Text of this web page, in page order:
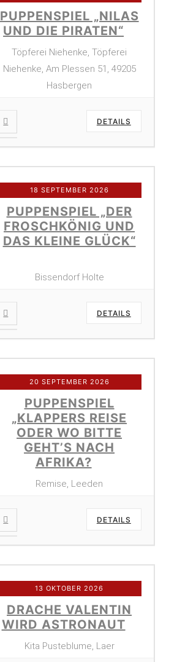
PUPPENSPIEL „NILAS
UND DIE PIRATEN“
Töpferei Niehenke, Töpferei
Niehenke, Am Plessen 51, 49205
Hasbergen
DETAILS
18 SEPTEMBER 2026
PUPPENSPIEL „DER
FROSCHKÖNIG UND
DAS KLEINE GLÜCK“
Bissendorf Holte
DETAILS
20 SEPTEMBER 2026
PUPPENSPIEL
„KLAPPERS REISE
ODER WO BITTE
GEHT’S NACH
AFRIKA?
Remise, Leeden
DETAILS
13 OKTOBER 2026
DRACHE VALENTIN
WIRD ASTRONAUT
Kita Pusteblume, Laer